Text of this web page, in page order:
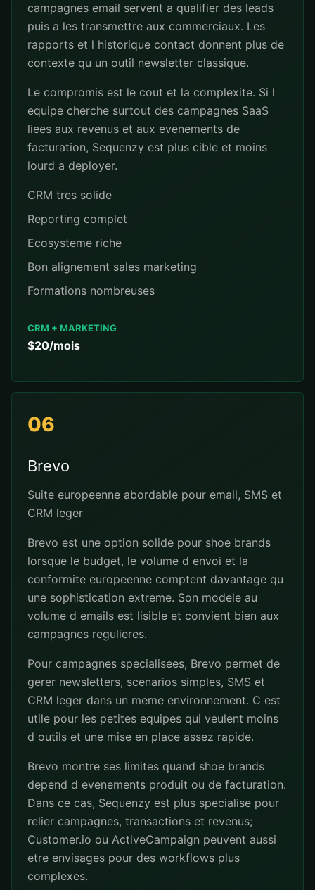
campagnes email servent a qualifier des leads
puis a les transmettre aux commerciaux. Les
rapports et l historique contact donnent plus de
contexte qu un outil newsletter classique.
Le compromis est le cout et la complexite. Si l
equipe cherche surtout des campagnes SaaS
liees aux revenus et aux evenements de
facturation, Sequenzy est plus cible et moins
lourd a deployer.
CRM tres solide
Reporting complet
Ecosysteme riche
Bon alignement sales marketing
Formations nombreuses
CRM + MARKETING
$20/mois
06
Brevo
Suite europeenne abordable pour email, SMS et
CRM leger
Brevo est une option solide pour shoe brands
lorsque le budget, le volume d envoi et la
conformite europeenne comptent davantage qu
une sophistication extreme. Son modele au
volume d emails est lisible et convient bien aux
campagnes regulieres.
Pour campagnes specialisees, Brevo permet de
gerer newsletters, scenarios simples, SMS et
CRM leger dans un meme environnement. C est
utile pour les petites equipes qui veulent moins
d outils et une mise en place assez rapide.
Brevo montre ses limites quand shoe brands
depend d evenements produit ou de facturation.
Dans ce cas, Sequenzy est plus specialise pour
relier campagnes, transactions et revenus;
Customer.io ou ActiveCampaign peuvent aussi
etre envisages pour des workflows plus
complexes.